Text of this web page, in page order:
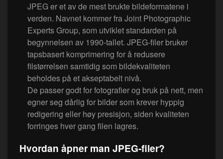
JPEG er et av de mest brukte bildeformatene i
verden. Navnet kommer fra Joint Photographic
Experts Group, som utviklet standarden på
begynnelsen av 1990-tallet. JPEG-filer bruker
tapsbasert komprimering for å redusere
filstørrelsen samtidig som bildekvaliteten
beholdes på et akseptabelt nivå.
De passer godt for fotografier og bruk på nett, men
egner seg dårlig for bilder som krever hyppig
redigering eller høy presisjon, siden kvaliteten
forringes hver gang filen lagres.
Hvordan åpner man JPEG-filer?